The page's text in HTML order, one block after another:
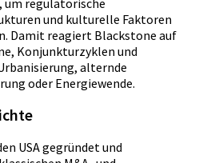
und kulturelle Faktoren
Damit reagiert Blackstone auf
Konjunkturzyklen und
alternde
oder Energiewende.
USA gegründet und